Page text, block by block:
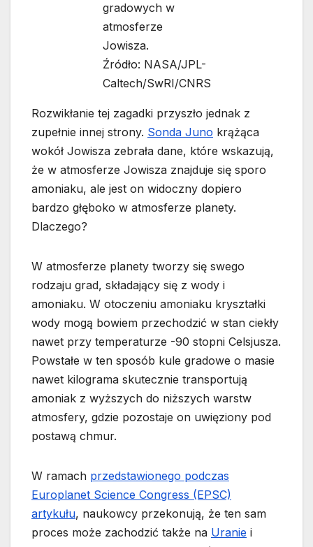
gradowych w
atmosferze
Jowisza.
Źródło: NASA/JPL-
Caltech/SwRI/CNRS
Rozwikłanie tej zagadki przyszło jednak z
zupełnie innej strony. Sonda Juno krążąca
wokół Jowisza zebrała dane, które wskazują,
że w atmosferze Jowisza znajduje się sporo
amoniaku, ale jest on widoczny dopiero
bardzo głęboko w atmosferze planety.
Dlaczego?
W atmosferze planety tworzy się swego
rodzaju grad, składający się z wody i
amoniaku. W otoczeniu amoniaku kryształki
wody mogą bowiem przechodzić w stan ciekły
nawet przy temperaturze -90 stopni Celsjusza.
Powstałe w ten sposób kule gradowe o masie
nawet kilograma skutecznie transportują
amoniak z wyższych do niższych warstw
atmosfery, gdzie pozostaje on uwięziony pod
postawą chmur.
W ramach przedstawionego podczas
Europlanet Science Congress (EPSC)
artykułu, naukowcy przekonują, że ten sam
proces może zachodzić także na Uranie i